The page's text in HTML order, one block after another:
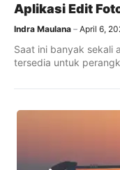
Aplikasi Edit
Indra Maulana April 6,
Saat ini banyak sekali
tersedia untuk